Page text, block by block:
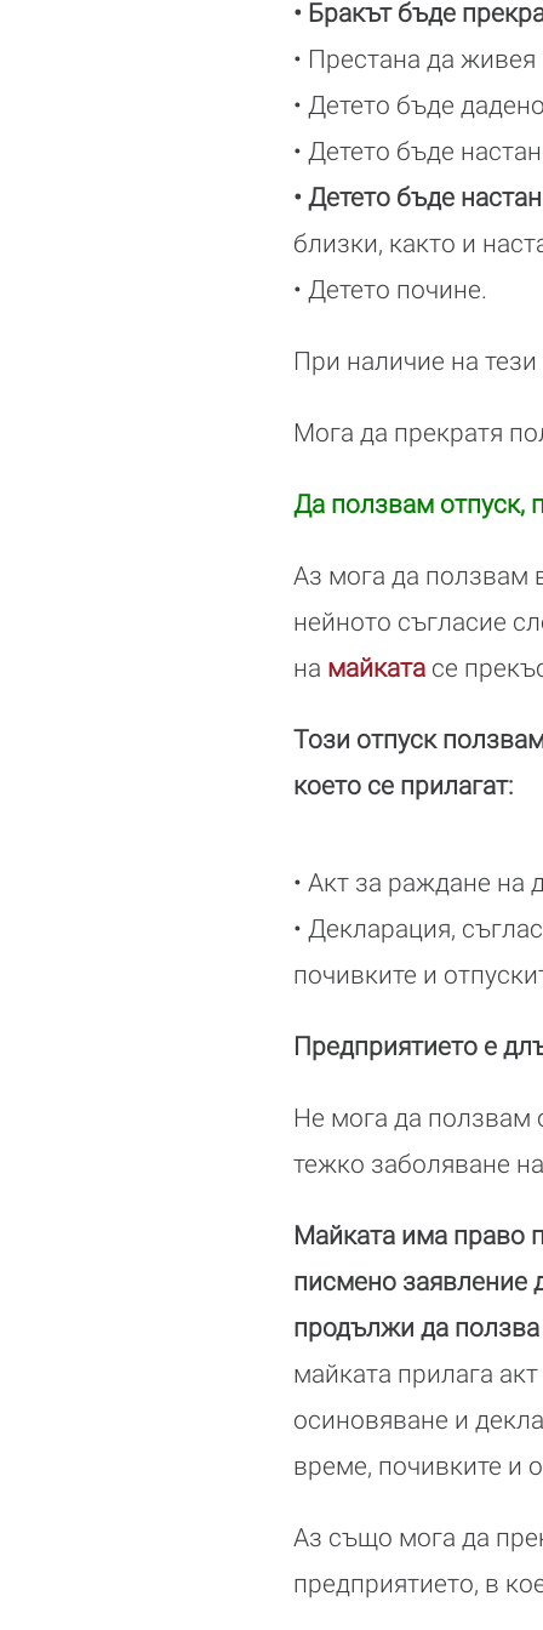
• Бракът бъде
• Престана да
• Детето бъде
• Детето бъде
• Детето бъде
близки, както и
• Детето почине.
При наличие на тези
Мога да прекратя
Да ползвам отпуск,
Аз мога да ползвам
нейното съгласие
на майката се
Този отпуск
което се прилагат:
• Акт за раждане на
• Декларация,
почивките и
Предприятието е
Не мога да ползвам
тежко заболяване
Майката има право
писмено заявление
продължи да
майката прилага
осиновяване и
време, почивките и
Аз също мога да
предприятието, в